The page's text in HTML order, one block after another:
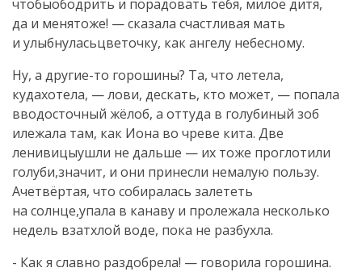
чтобыободрить и порадовать тебя, милое дитя,
да и менятоже! — сказала счастливая мать
и улыбнуласьцветочку, как ангелу небесному.
Ну, а другие-то горошины? Та, что летела,
кудахотела, — лови, дескать, кто может, — попала
вводосточный жёлоб, а оттуда в голубиный зоб
илежала там, как Иона во чреве кита. Две
ленивицыушли не дальше — их тоже проглотили
голуби,значит, и они принесли немалую пользу.
Ачетвёртая, что собиралась залететь
на солнце,упала в канаву и пролежала несколько
недель взатхлой воде, пока не разбухла.
- Как я славно раздобрела! — говорила горошина.